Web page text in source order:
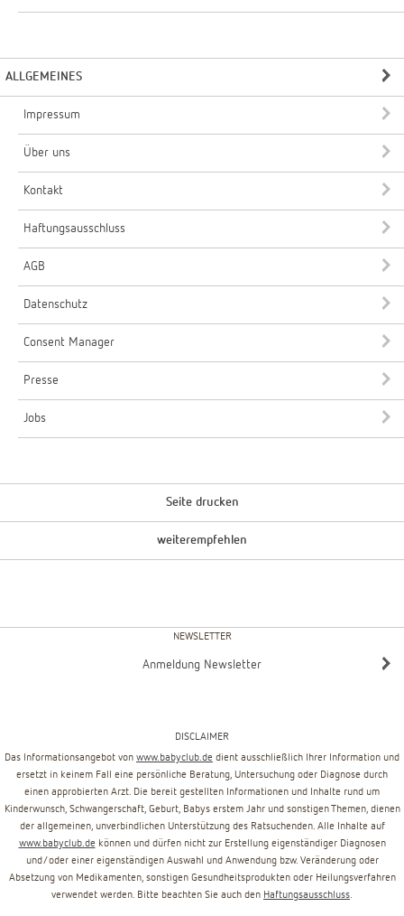
ALLGEMEINES
Impressum
Über uns
Kontakt
Haftungsausschluss
AGB
Datenschutz
Consent Manager
Presse
Jobs
Seite drucken
weiterempfehlen
NEWSLETTER
Anmeldung Newsletter
DISCLAIMER
Das Informationsangebot von www.babyclub.de dient ausschließlich Ihrer Information und
ersetzt in keinem Fall eine persönliche Beratung, Untersuchung oder Diagnose durch
einen approbierten Arzt. Die bereit gestellten Informationen und Inhalte rund um
Kinderwunsch, Schwangerschaft, Geburt, Babys erstem Jahr und sonstigen Themen, dienen
der allgemeinen, unverbindlichen Unterstützung des Ratsuchenden. Alle Inhalte auf
www.babyclub.de können und dürfen nicht zur Erstellung eigenständiger Diagnosen
und/oder einer eigenständigen Auswahl und Anwendung bzw. Veränderung oder
Absetzung von Medikamenten, sonstigen Gesundheitsprodukten oder Heilungsverfahren
verwendet werden. Bitte beachten Sie auch den Haftungsausschluss.